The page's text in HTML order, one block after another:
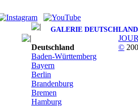
GALERIE DEUTSCHLAND
Deutschland
Baden-Württemberg
Bayern
Berlin
Brandenburg
Bremen
Hamburg
©